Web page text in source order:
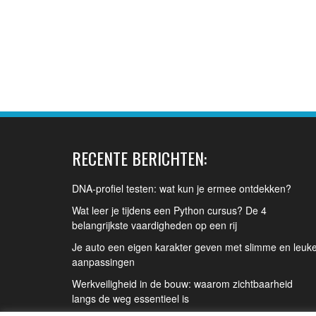
RECENTE BERICHTEN:
DNA-profiel testen: wat kun je ermee ontdekken?
Wat leer je tijdens een Python cursus? De 4
belangrijkste vaardigheden op een rij
Je auto een eigen karakter geven met slimme en
aanpassingen
Werkveiligheid in de bouw: waarom zichtbaarheid
langs de weg essentieel is